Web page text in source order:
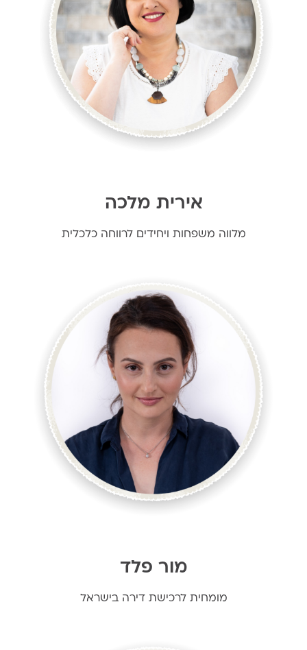
אירית מלכה
מלווה משפחות ויחידים לרווחה כלכלית
מור פלד
מומחית לרכישת דירה בישראל